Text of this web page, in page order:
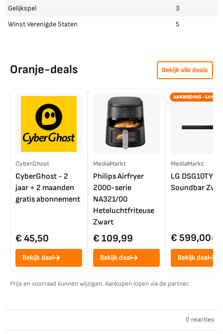
Gelijkspel
3
Winst Verenigde Staten
5
Oranje-deals Bekijk alle deals
CyberGhost
CyberGhost - 2
jaar + 2 maanden
gratis abonnement
€ 45,50
Bekijk deal
MediaMarkt
Philips Airfryer
2000-serie
NA321/00
Heteluchtfriteuse
Zwart
€ 109,99
Bekijk deal
AANBIEDING -14%
MediaMarkt
LG DSG10TY
Soundbar
€ 599,00€
Bekijk deal
Prijs en voorraad kunnen wijzigen. Aankopen lopen via de partner.
0 reacties